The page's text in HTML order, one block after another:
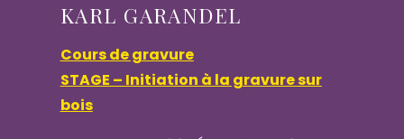
KARL GARANDEL
Cours de gravure
STAGE – Initiation à la gravure sur
bois